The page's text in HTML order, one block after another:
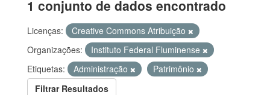
1 conjunto de dados encontrado
Licenças:
Creative Commons Atribuição
Organizações:
Instituto Federal Fluminense
Etiquetas:
Administração
Patrimônio
Filtrar Resultados